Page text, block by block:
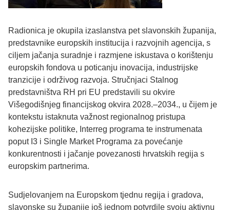
Radionica je okupila izaslanstva pet slavonskih županija,
predstavnike europskih institucija i razvojnih agencija, s
ciljem jačanja suradnje i razmjene iskustava o korištenju
europskih fondova u poticanju inovacija, industrijske
tranzicije i održivog razvoja. Stručnjaci Stalnog
predstavništva RH pri EU predstavili su okvire
Višegodišnjeg financijskog okvira 2028.–2034., u čijem je
kontekstu istaknuta važnost regionalnog pristupa
kohezijske politike, Interreg programa te instrumenata
poput I3 i Single Market Programa za povećanje
konkurentnosti i jačanje povezanosti hrvatskih regija s
europskim partnerima.
Sudjelovanjem na Europskom tjednu regija i gradova,
slavonske su županije još jednom potvrdile svoju aktivnu